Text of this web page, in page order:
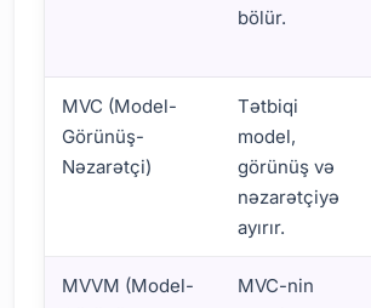
bölür.
MVC (Model-
Görünüş-
Nəzarətçi)
Tətbiqi
model,
görünüş və
nəzarətçiyə
ayırır.
MVVM (Model-
MVC-nin